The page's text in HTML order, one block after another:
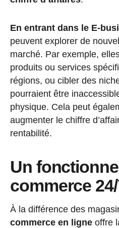
En entrant dans le E-
peuvent explorer de
marché. Par exemple,
produits ou services
régions, ou cibler des
pourraient être
physique. Cela peut
augmenter le chiffre
rentabilité.
Un
commerce
À la différence des
commerce en ligne offre